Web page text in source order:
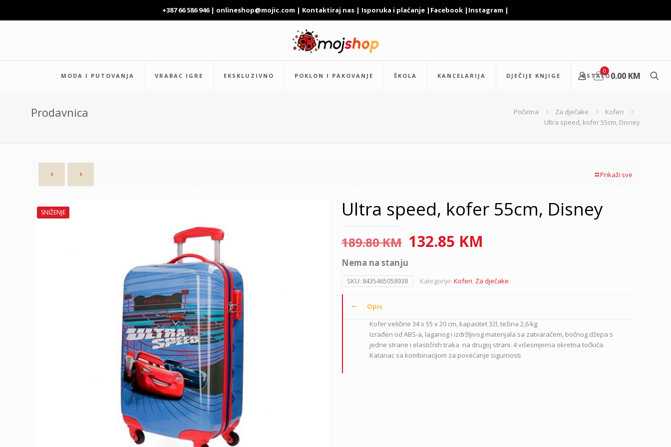
+387 66 586 946 | onlineshop@mojic.com | Kontaktiraj nas | Isporuka i plaćanje | Facebook | Instagram |
MODA I PUTOVANJA VRABAC IGRE EKSKLUZIVNO POKLON I PAKOVANJE ŠKOLA KANCELARIJA DJEČIJE KNJIGE OSTALO
0 0.00 KM
Prodavnica Početna Za dječake
Koferi
Ultra speed, kofer 55cm, Disney
Prikaži sve
SNIŽENJE Ultra speed, kofer 55cm, Disney
189.80KM Original
was:
189.80 KM.
132.85 KM
132.85 KM.
Nema na stanju
SKU: 8435465058938 Kategorije: Koferi, Za dječake
Opis
Kofer veličine 34 x 55 x 20 cm, kapacitet 32l, težina 2,6 kg
Izrađen od ABS-a, laganog i izdržljivog materijala sa zatvaračem, bočnog džepa s
jedne strane i elastičnih traka na drugoj strani. 4 višesmjerna okretna točkića.
Katanac sa kombinacijom za povećanje sigurnosti.